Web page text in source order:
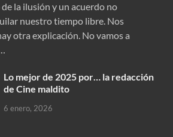
la ilusión y un acuerdo no
nuestro tiempo libre. Nos
otra explicación. No vamos a
Lo mejor de 2025 por… la redacción
de Cine maldito
6 enero, 2026